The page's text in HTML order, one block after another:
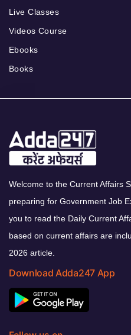
Live Classes
Videos Course
Ebooks
Books
Welcome to the Current Affairs
preparing for Government Job
you to read the Daily Current
based on current affairs are
2026 article.
Download Adda247 App